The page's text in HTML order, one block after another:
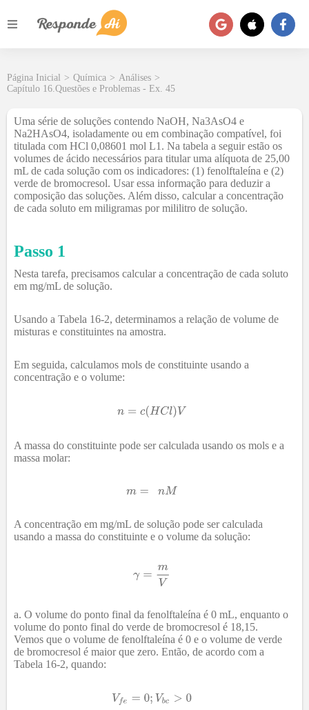
Página Inicial > Química > Análises >
Capítulo 16.Questões e Problemas - Ex. 45
Uma série de soluções contendo NaOH, Na3AsO4 e
Na2HAsO4, isoladamente ou em combinação compatível, foi
titulada com HCl 0,08601 mol L1. Na tabela a seguir estão os
volumes de ácido necessários para titular uma alíquota de 25,00
mL de cada solução com os indicadores: (1) fenolftaleína e (2)
verde de bromocresol. Usar essa informação para deduzir a
composição das soluções. Além disso, calcular a concentração
de cada soluto em miligramas por mililitro de solução.
Passo 1
Nesta tarefa, precisamos calcular a concentração de cada soluto
em mg/mL de solução.
Usando a Tabela 16-2, determinamos a relação de volume de
misturas e constituintes na amostra.
Em seguida, calculamos mols de constituinte usando a
concentração e o volume:
A massa do constituinte pode ser calculada usando os mols e a
massa molar:
A concentração em mg/mL de solução pode ser calculada
usando a massa do constituinte e o volume da solução:
O volume do ponto final da fenolftaleína é 0 mL, enquanto o
volume do ponto final do verde de bromocresol é 18,15.
Vemos que o volume de fenolftaleína é 0 e o volume de verde
de bromocresol é maior que zero. Então, de acordo com a
Tabela 16-2, quando: